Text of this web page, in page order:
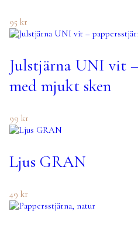
95 kr
Julstjärna UNI vit
med mjukt sken
99 kr
Ljus GRAN
49 kr